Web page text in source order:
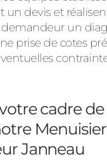
un devis et
un
prise de cotes
cadre de
Menuisier
Janneau